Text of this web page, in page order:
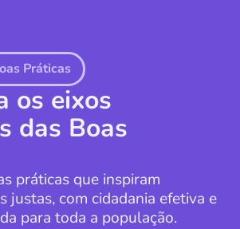
Práticas
os eixos
das Boas
práticas que inspiram
justas, com cidadania efetiva e
para toda a população.